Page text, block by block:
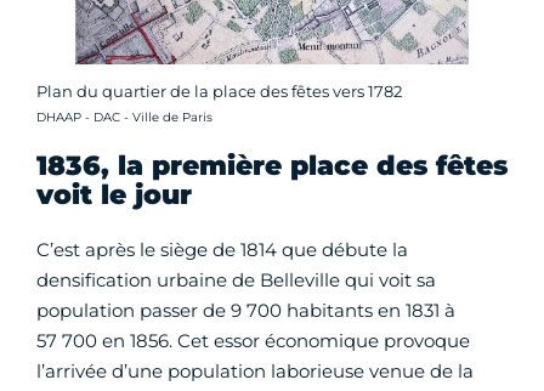
Plan du quartier de la place des fêtes vers 1782
Crédit photo :
DHAAP - DAC - Ville de Paris
1836, la première place des fêtes
voit le jour
C’est après le siège de 1814 que débute la
densification urbaine de Belleville qui voit sa
population passer de 9 700 habitants en 1831 à
57 700 en 1856. Cet essor économique provoque
l’arrivée d’une population laborieuse venue de la